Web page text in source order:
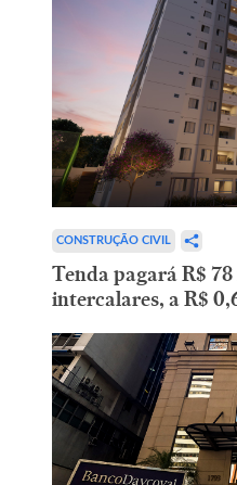
CONSTRUÇÃO CIVIL
Tenda pagará R$
intercalares, a R$